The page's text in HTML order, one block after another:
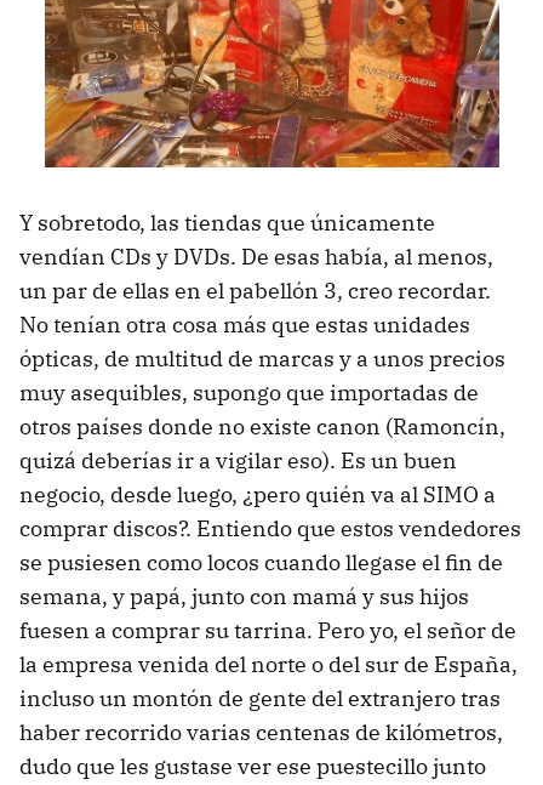
Y sobretodo, las tiendas que únicamente
vendían CDs y DVDs. De esas había, al menos,
un par de ellas en el pabellón 3, creo recordar.
No tenían otra cosa más que estas unidades
ópticas, de multitud de marcas y a unos precios
muy asequibles, supongo que importadas de
otros países donde no existe canon (Ramoncín,
quizá deberías ir a vigilar eso). Es un buen
negocio, desde luego, ¿pero quién va al SIMO a
comprar discos?. Entiendo que estos vendedores
se pusiesen como locos cuando llegase el fin de
semana, y papá, junto con mamá y sus hijos
fuesen a comprar su tarrina. Pero yo, el señor de
la empresa venida del norte o del sur de España,
incluso un montón de gente del extranjero tras
haber recorrido varias centenas de kilómetros,
dudo que les gustase ver ese puestecillo junto